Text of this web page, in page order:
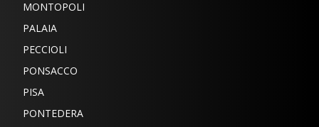
MONTOPOLI
PALAIA
PECCIOLI
PONSACCO
PISA
PONTEDERA